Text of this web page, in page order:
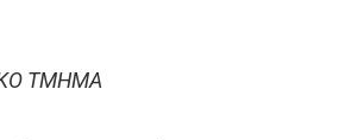
ΤΜΗΜΑ